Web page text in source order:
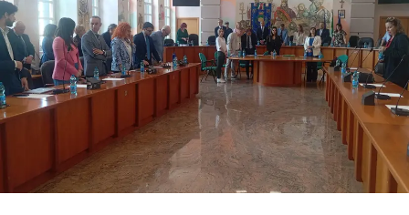
CULTURA
AMBIENTE
Streaming
LAC NETWORK
LAC ONAIR